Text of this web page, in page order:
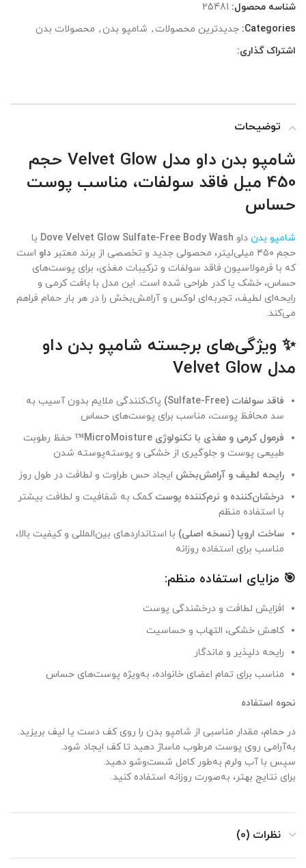
شناسه محصول: 25481
Categories: جدیدترین محصولات , شامپو بدن , محصولات بدن
اشتراک گذاری:
توضیحات
شامپو بدن داو مدل Velvet Glow حجم
450 میل فاقد سولفات، مناسب پوست
حساس
شامپو بدن داو Dove Velvet Glow Sulfate-Free Body Wash با
حجم ۴۵۰ میلی‌لیتر، محصولی جدید و تخصصی از برند معتبر
داو است
که با فرمولاسیون فاقد سولفات و ترکیبات مغذی، برای پوست‌های
حساس، خشک یا کدر طراحی شده است. این مدل با بافت کرمی و
رایحه‌ای لطیف، تجربه‌ای لوکس و آرامش‌بخش را در هر بار حمام فراهم
می‌کند.
✨ ویژگی‌های برجسته شامپو بدن داو
مدل Velvet Glow
فاقد سولفات (Sulfate-Free)
پاک‌کنندگی ملایم بدون آسیب به
سد محافظ پوست، مناسب برای پوست‌های حساس
فرمول کرمی و مغذی با تکنولوژی MicroMoisture™
حفظ رطوبت
طبیعی پوست و جلوگیری از خشکی و پوسته‌پوسته شدن
رایحه لطیف و آرامش‌بخش ایجاد حس طراوت و لطافت در طول روز
درخشان‌کننده و نرم‌کننده پوست کمک به شفافیت و لطافت بیشتر
با استفاده منظم
ساخت اروپا (نسخه اصلی) با استانداردهای بین‌المللی و کیفیت بالا،
مناسب برای استفاده روزانه
🎯 مزایای استفاده منظم:
افزایش لطافت و درخشندگی پوست
کاهش خشکی، التهاب و حساسیت
رایحه دلپذیر و ماندگار
مناسب برای تمام اعضای خانواده، به‌ویژه پوست‌های حساس
نحوه استفاده
در حمام، مقدار مناسبی از شامپو بدن را روی کف دست یا لیف بریزید.
به‌آرامی روی پوست مرطوب ماساژ دهید تا کف ایجاد شود.
سپس با آب ولرم به‌طور کامل شست‌وشو دهید.
برای نتایج بهتر، به‌صورت روزانه استفاده کنید.
نظرات (0)